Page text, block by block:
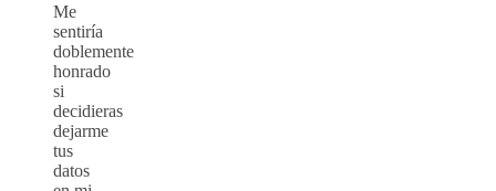
Me
sentiría
doblemente
honrado
si
decidieras
dejarme
tus
datos